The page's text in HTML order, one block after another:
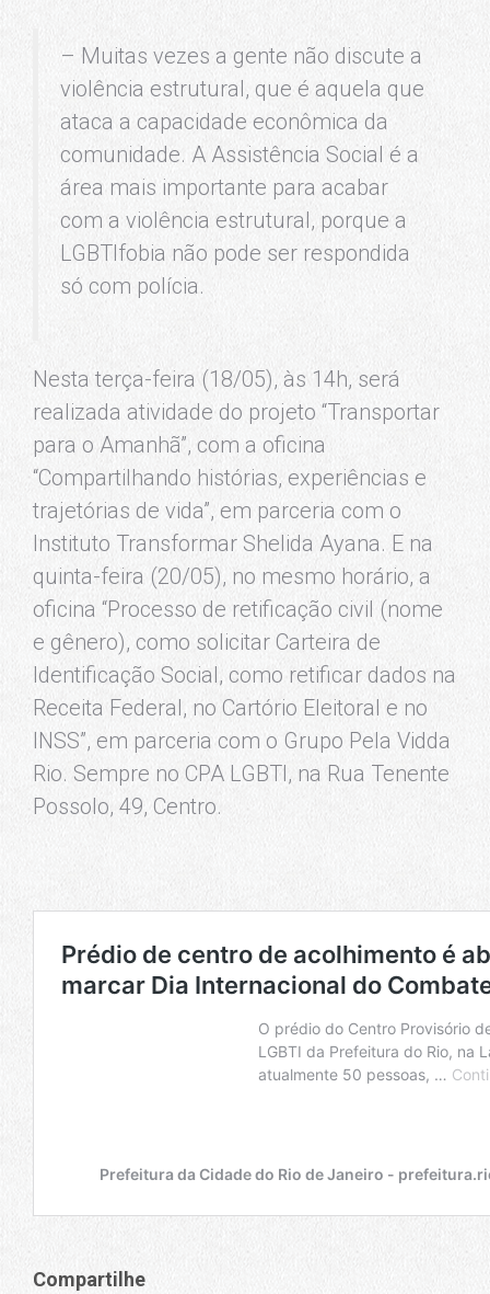
– Muitas vezes a gente não discute a
violência estrutural, que é aquela que
ataca a capacidade econômica da
comunidade. A Assistência Social é a
área mais importante para acabar
com a violência estrutural, porque a
LGBTIfobia não pode ser respondida
só com polícia.
Nesta terça-feira (18/05), às 14h, será
realizada atividade do projeto “Transportar
para o Amanhã”, com a oficina
“Compartilhando histórias, experiências e
trajetórias de vida”, em parceria com o
Instituto Transformar Shelida Ayana. E na
quinta-feira (20/05), no mesmo horário, a
oficina “Processo de retificação civil (nome
e gênero), como solicitar Carteira de
Identificação Social, como retificar dados na
Receita Federal, no Cartório Eleitoral e no
INSS”, em parceria com o Grupo Pela Vidda
Rio. Sempre no CPA LGBTI, na Rua Tenente
Possolo, 49, Centro.
Compartilhe